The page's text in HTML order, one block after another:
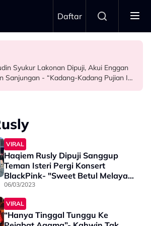
Daftar
Syasya Rizal Terkejut Dikenali
Syukur Lakonan Dipuji, Akui Enggan
Sanjungan - “Kadang-Kadang Pujian Ini
Bila-Bila..." - Hussain
Isu Hutang Syarikat Kepada
Masih Belum Dapat Hak - “Saya Dah
Dengan Baik Tapi…”
VIRAL
Haqiem Rusly Dipuji Sanggup
Teman Isteri Pergi Konsert
BlackPink- "Sweet Betul Melayan
Isteri..."
06/03/2023
VIRAL
“Hanya Tinggal Tunggu Ke